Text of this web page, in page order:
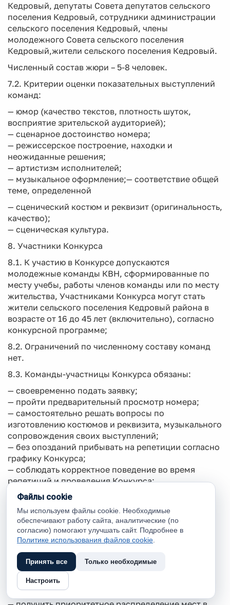
Кедровый, депутаты Совета депутатов сельского
поселения Кедровый, сотрудники администрации
сельского поселения Кедровый, члены
молодежного Совета сельского поселения
Кедровый,жители сельского поселения Кедровый.
Численный состав жюри – 5-8 человек.
7.2. Критерии оценки показательных выступлений
команд:
— юмор (качество текстов, плотность шуток,
восприятие зрительской аудиторией);
— сценарное достоинство номера;
— режиссерское построение, находки и
неожиданные решения;
— артистизм исполнителей;
— музыкальное оформление;— соответствие общей
теме, определенной
— сценический костюм и реквизит (оригинальность,
качество);
— сценическая культура.
8. Участники Конкурса
8.1. К участию в Конкурсе допускаются
молодежные команды КВН, сформированные по
месту учебы, работы членов команды или по месту
жительства, Участниками Конкурса могут стать
жители сельского поселения Кедровый района в
возрасте от 16 до 45 лет (включительно), согласно
конкурсной программе;
8.2. Ограничений по численному составу команд
нет.
8.3. Команды-участницы Конкурса обязаны:
— своевременно подать заявку;
— пройти предварительный просмотр номера;
— самостоятельно решать вопросы по
изготовлению костюмов и реквизита, музыкального
сопровождения своих выступлений;
— без опозданий прибывать на репетиции согласно
графику Конкурса;
— соблюдать корректное поведение во время
репетиций и проведения Конкурса;
— не допускать использования в сценарных
разработках ранее звучавших со сцены или
напечатанных шуток других команд, а также
анекдотов и авторских афоризмов.
8.4. Команды-участницы Конкурса имеют право:
— обратиться к Организатору с жалобой на
нарушение настоящего положения (протесты на
необъективность жюри Организатором не
принимаются);
Файлы cookie
Мы используем файлы cookie. Необходимые
обеспечивают работу сайта, аналитические (по
согласию) помогают улучшать сайт. Подробнее в
Политике использования файлов cookie
Принять все Только необходимые
Настроить